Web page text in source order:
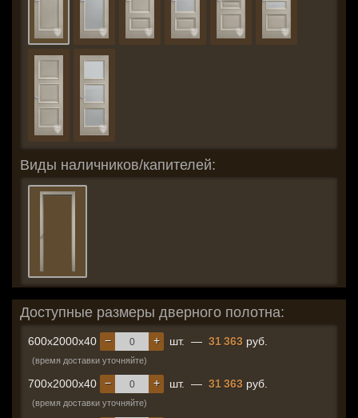
Виды наличников/капителей:
Доступные размеры дверного полотна:
600x2000x40 +
− шт. — 31 363 руб.
(время доставки уточняйте)
700x2000x40 +
− шт. — 31 363 руб.
(время доставки уточняйте)